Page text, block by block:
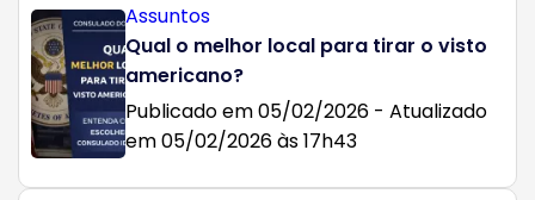
Assuntos
Qual o melhor local para tirar o visto
americano?
Publicado em 05/02/2026 - Atualizado
em 05/02/2026 às 17h43